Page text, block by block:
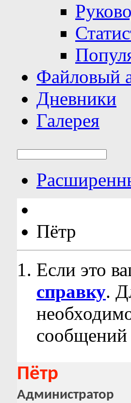
Файловый
Дневники
Галерея
Пётр
Если это
справку.
сообщений
Пётр
Администратор